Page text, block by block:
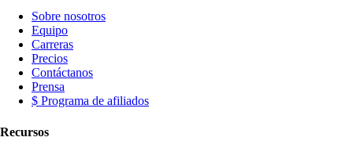
Sobre nosotros
Equipo
Carreras
Precios
Contáctanos
Prensa
$ Programa de afiliados
Recursos